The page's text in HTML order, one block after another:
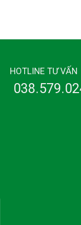
HOTLINE TƯ VẤN